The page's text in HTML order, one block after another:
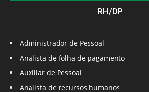
RH/DP
Administrador de Pessoal
Analista de folha de pagamento
Auxiliar de Pessoal
Analista de recursos humanos